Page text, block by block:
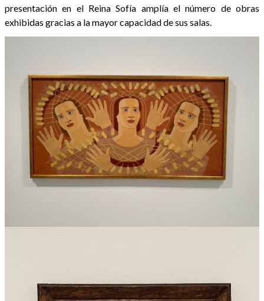
presentación en el Reina Sofía amplía el número de obras
exhibidas gracias a la mayor capacidad de sus salas.